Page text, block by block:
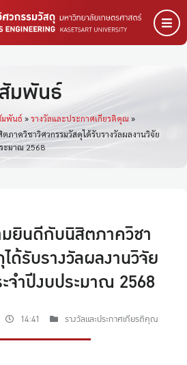
มพันธ์
มพันธ์ »รางวัลและประกาศเกียรติคุณ»
ภาควิชาวิศวกรรมวัสดุได้รับรางวัลผลงานวิจัย
ะมาณ 2568
ยินดีกับนิสิตภาควิชา
ด้รับรางวัลผลงานวิจัย
จำปีงบประมาณ 2568
14:41 รางวัลและประกาศเกียรติคุณ